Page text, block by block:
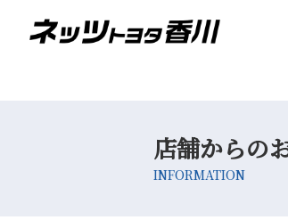
店舗からの
INFORMATION